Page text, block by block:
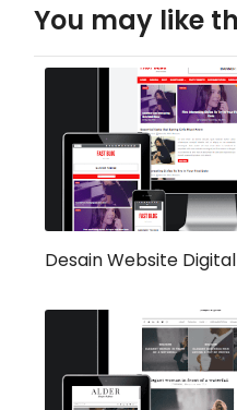
You may like
Desain Website